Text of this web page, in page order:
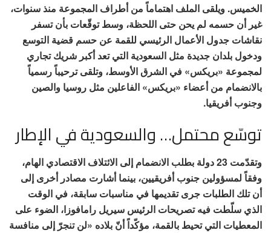
الخميس. ويلقى الملف اهتماماً من أطراف المجموعة منذ سنوات،
غير أن حسمه لم يحن حتى اللحظة، وسط توقّعات بأن تسفر
نقاشات جدول الأعمال الرئيسي للقمة عن حسم قضية التوسع
ودخول بلدان جديدة مثل السعودية التي تعد أكبر شريك تجاري
لمجموعة «بريكس» في الشرق الأوسط، وتلقى ترحيباً رسمياً
بالانضمام من أعضاء «بريكس» الفاعلين مثل روسيا والصين
وجنوب أفريقيا.
توسّع محتمل… والسعودية في الإطار
وتقدّمت 23 دولة بطلب الانضمام إلى الائتلاف الاقتصادي الهام،
وفقاً لمسؤولين جنوب أفريقيين، بينما أشارت مصادر أخرى إلى
أن تلك الطلبات جرى تقديمها في مناسبات سابقة، في الوقت
الذي سلّطت فيه تصريحات الرئيس سيريل رامافوزا، الضوء على
المعطيات التي تحيط بالقمة، مؤكّداً أنّ بلاده «لن تنجرّ إلى منافسة